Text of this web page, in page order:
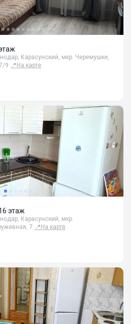
Карасунский, мкр. Черемушки,
9 📍 На карте
этаж
Карасунский, мкр.
7 📍 На карте